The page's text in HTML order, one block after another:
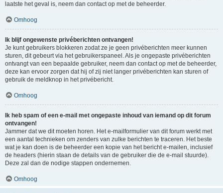
laatste het geval is, neem dan contact op met de beheerder.
Omhoog
Ik blijf ongewenste privéberichten ontvangen!
Je kunt gebruikers blokkeren zodat ze je geen privéberichten meer kunnen
sturen, dit gebeurt via het gebruikerspaneel. Als je ongepaste privéberichten
ontvangt van een bepaalde gebruiker, neem dan contact op met de beheerder,
deze kan ervoor zorgen dat hij of zij niet langer privéberichten kan sturen of
gebruik de meldknop in het privébericht.
Omhoog
Ik heb spam of een e-mail met ongepaste inhoud van iemand op dit forum
ontvangen!
Jammer dat we dit moeten horen. Het e-mailformulier van dit forum werkt met
een aantal technieken om zenders van zulke berichten te traceren. Het beste
wat je kan doen is de beheerder een kopie van het bericht e-mailen, inclusief
de headers (hierin staan de details van de gebruiker die de e-mail stuurde).
Deze zal dan de nodige stappen ondernemen.
Omhoog